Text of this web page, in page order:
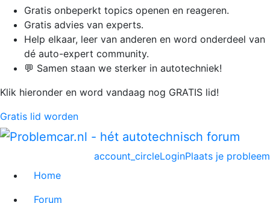
Gratis onbeperkt topics openen en reageren.
Gratis advies van experts.
Help elkaar, leer van anderen en word onderdeel van
dé auto-expert community.
💬 Samen staan we sterker in autotechniek!
Klik hieronder en word vandaag nog GRATIS lid!
Gratis lid worden
Plaats je probleem
account_circleLogin
Home
Forum